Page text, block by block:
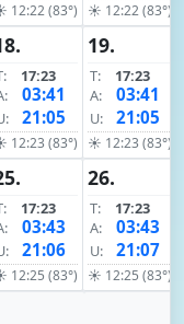
12:22 (83°) ☀ 12:22 (83°)
17:23
03:41
21:05
12:23 (83°)
19.
T:
17:23
A:
03:41
U: 21:05
☀ 12:23 (83°)
17:23
03:43
21:06
12:25 (83°)
26.
T:
17:23
A:
03:43
U: 21:07
☀ 12:25 (83°)